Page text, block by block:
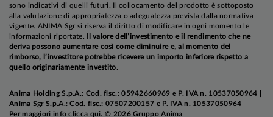
Fed: diversi esponenti di spicco del Consiglio si
sono espressi in favore di un allentamento della
stretta nel breve termine, riportando in auge la
prospettiva di un taglio a dicembre. Il sentiment è
stato sostenuto anche dalle indiscrezioni sulla
nonché dai progressi sui colloqui di pace in
Ucraina, e dall’accoglienza positiva del bilancio
sono indicativi di quelli futuri. Il collocamento del prodotto è sottoposto
alla valutazione di appropriatezza o adeguatezza prevista dalla normativa
vigente. ANIMA Sgr si riserva il diritto di modificare in ogni momento le
informazioni riportate.
Il valore dell’investimento e il rendimento che ne
deriva possono aumentare così come diminuire e, al momento del
rimborso, l’investitore potrebbe ricevere un importo inferiore rispetto a
quello originariamente investito.
Anima Holding S.p.A.: Cod. fisc.: 05942660969 e P. IVA n. 10537050964 |
Anima Sgr S.p.A.: Cod. fisc.: 07507200157 e P. IVA n. 10537050964
Per maggiori infoclicca qui. © 2026 Gruppo Anima